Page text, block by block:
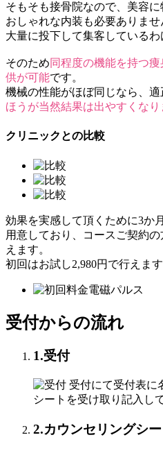
そもそも接骨院なので、美容に
おしゃれな内装も必要ありま
大量に投下して集客しているわ
そのため同程度の機能を持つ
供が可能です。
機械の性能がほぼ同じなら、適
ほうが当然結果は出やすくなり
クリニックとの比較
効果を実感して頂くために3か
用意しており、コースご契約の
えます。
初回はお試し2,980円で行えま
受付からの流れ
1.受付
受付にて受付表に
シートを受け取り記入し
2.カウンセリングシ